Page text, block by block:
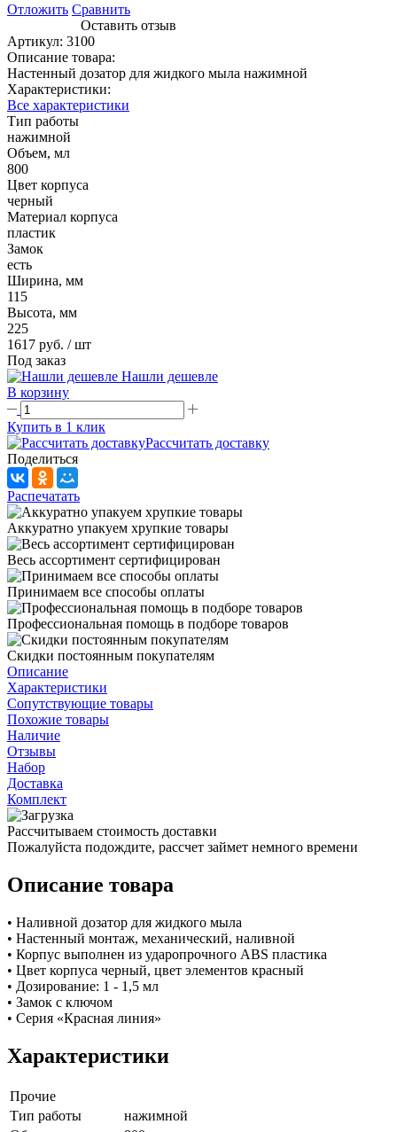
Отложить Сравнить
Оставить отзыв
Артикул: 3100
Описание товара:
Настенный дозатор для жидкого мыла нажимной
Характеристики:
Все характеристики
Тип работы
нажимной
Объем, мл
800
Цвет корпуса
черный
Материал корпуса
пластик
Замок
есть
Ширина, мм
115
Высота, мм
225
1617 руб. / шт
Под заказ
Нашли дешевле
В корзину
Купить в 1 клик
Рассчитать доставку
Поделиться
Распечатать
Аккуратно упакуем хрупкие товары
Весь ассортимент сертифицирован
Принимаем все способы оплаты
Профессиональная помощь в подборе товаров
Скидки постоянным покупателям
Описание
Характеристики
Сопутствующие товары
Похожие товары
Наличие
Отзывы
Набор
Доставка
Комплект
Рассчитываем стоимость доставки
Пожалуйста подождите, рассчет займет немного времени
Описание товара
• Наливной дозатор для жидкого мыла
• Настенный монтаж, механический, наливной
• Корпус выполнен из ударопрочного ABS пластика
• Цвет корпуса черный, цвет элементов красный
• Дозирование: 1 - 1,5 мл
• Замок с ключом
• Серия «Красная линия»
Характеристики
Прочие
Тип работы
нажимной